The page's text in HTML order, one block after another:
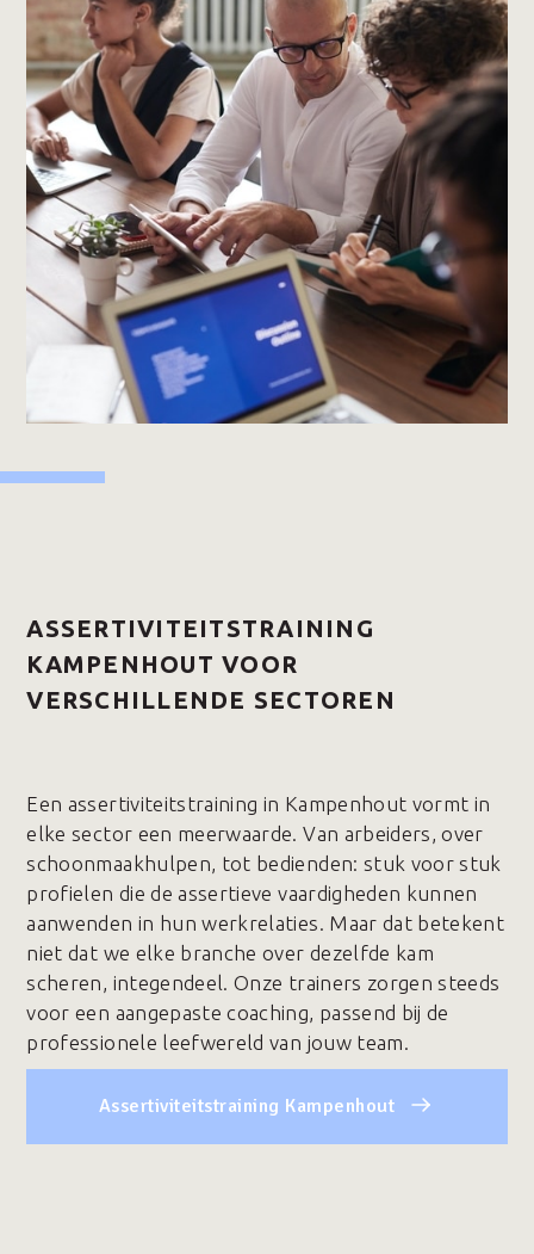
ASSERTIVITEITSTRAINING
KAMPENHOUT VOOR
VERSCHILLENDE SECTOREN
Een assertiviteitstraining in Kampenhout vormt in
elke sector een meerwaarde. Van arbeiders, over
schoonmaakhulpen, tot bedienden: stuk voor stuk
profielen die de assertieve vaardigheden kunnen
aanwenden in hun werkrelaties. Maar dat betekent
niet dat we elke branche over dezelfde kam
scheren, integendeel. Onze trainers zorgen steeds
voor een aangepaste coaching, passend bij de
professionele leefwereld van jouw team.
Assertiviteitstraining Kampenhout